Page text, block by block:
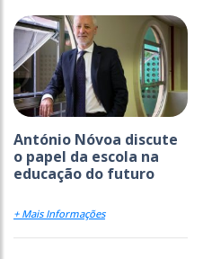
António Nóvoa discute
o papel da escola na
educação do futuro
+ Mais Informações